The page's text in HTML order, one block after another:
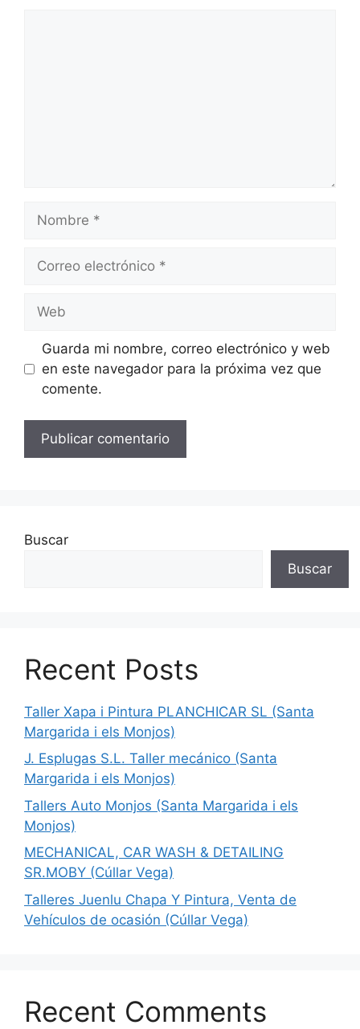
Nombre
Correo
Web
Guarda mi nombre, correo electrónico y web
en este navegador para la próxima vez que
comente.
Buscar
Buscar
Recent Posts
Taller Xapa i Pintura PLANCHICAR SL (Santa
Margarida i els Monjos)
J. Esplugas S.L. Taller mecánico (Santa
Margarida i els Monjos)
Tallers Auto Monjos (Santa Margarida i els
Monjos)
MECHANICAL, CAR WASH & DETAILING
SR.MOBY (Cúllar Vega)
Talleres Juenlu Chapa Y Pintura, Venta de
Vehículos de ocasión (Cúllar Vega)
Recent Comments